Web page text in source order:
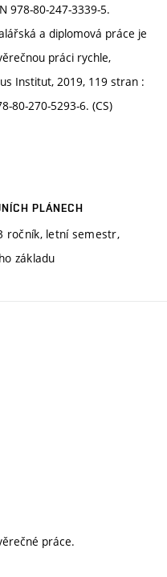
978-80-247-3339-5.
a diplomová práce je
práci rychle,
Institut, 2019, 119 stran :
80-270-5293-6. (CS)
PLÁNECH
ročník, letní semestr,
základu
práce.